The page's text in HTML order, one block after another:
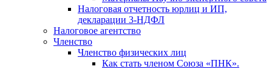
Налоговая отчетность юрлиц и ИП,
декларации 3-НДФЛ
Налоговое агентство
Членство
Членство физических лиц
Как стать членом Союза «ПНК».